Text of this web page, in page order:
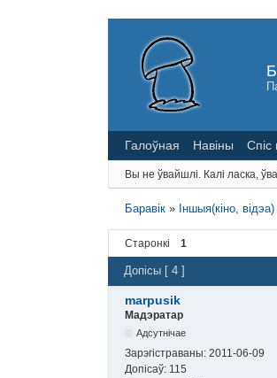
Галоўная Навіны Спіс
Вы не ўвайшлі. Калі ласка,
Баравік » Іншыя(кіно, відэа)
Старонкі 1
Допісы [ 4 ]
marpusik
Мадэратар
Адсутнічае
Зарэгістраваны: 2011-06-09
Допісаў: 115